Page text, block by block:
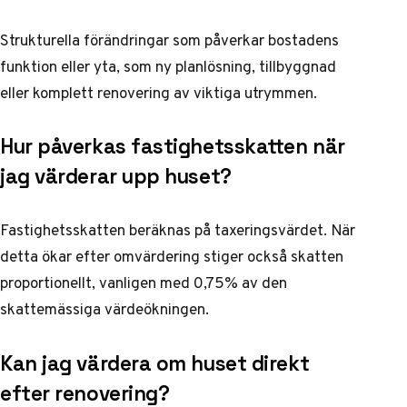
Strukturella förändringar som påverkar bostadens
funktion eller yta, som ny planlösning, tillbyggnad
eller komplett renovering av viktiga utrymmen.
Hur påverkas fastighetsskatten när
jag värderar upp huset?
Fastighetsskatten beräknas på taxeringsvärdet. När
detta ökar efter omvärdering stiger också skatten
proportionellt, vanligen med 0,75% av den
skattemässiga värdeökningen.
Kan jag värdera om huset direkt
efter renovering?